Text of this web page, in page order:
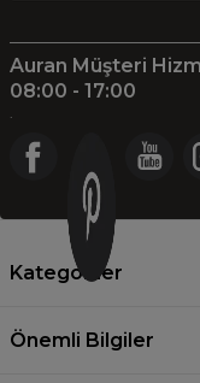
Auran Müşteri
08:00 - 17:00
.
Kategoriler
Önemli Bilgiler